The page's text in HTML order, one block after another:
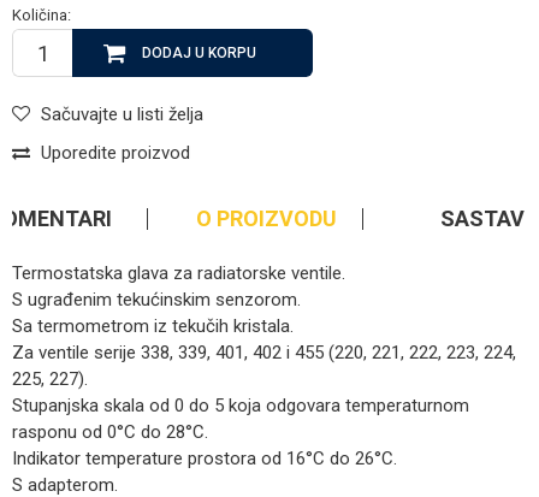
Količina:
DODAJ U KORPU
Sačuvajte u listi želja
Uporedite proizvod
O PROIZVODU SASTAV
Termostatska glava za radiatorske ventile.
S ugrađenim tekućinskim senzorom.
Sa termometrom iz tekučih kristala.
Za ventile serije 338, 339, 401, 402 i 455 (220, 221, 222, 223, 224,
225, 227).
Stupanjska skala od 0 do 5 koja odgovara temperaturnom
rasponu od 0°C do 28°C.
Indikator temperature prostora od 16°C do 26°C.
S adapterom.